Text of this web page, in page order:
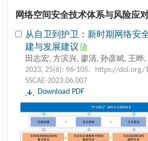
网络空间安全技术体系与风险应
从自卫到护卫：新时期网络安
建与发展建议
田志宏, 方滨兴, 廖清, 孙彦斌, 王晔
2023, 25(6): 96-105.
https://doi.org/
SSCAE-2023.06.007
Download PDF